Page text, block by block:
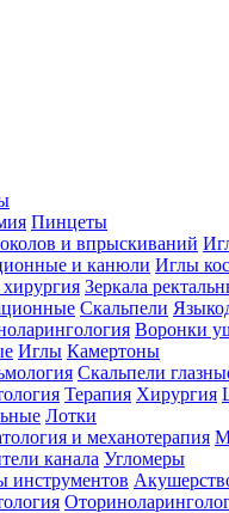
Пинцеты
и впрыскиваний
и канюли Иглы
Зеркала
Скальпели
Воронки
Иглы Камертоны
Скальпели
Терапия Хирургия
Лотки
и механотерапия
канала Угломеры
инструментов